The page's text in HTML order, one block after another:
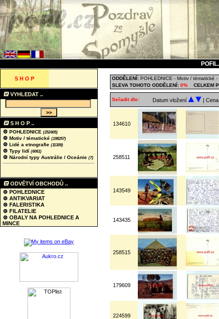
S H O P
VYHLEDAT ..
S H O P ..
POHLEDNICE (252405)
Motiv / tématické (198257)
Lidé a etnografie (11309)
Typy lidí (6061)
Národní typy Austrálie / Oceánie (7)
ODVĚTVÍ OBCHODŮ ..
POHLEDNICE
ANTIKVARIAT
FALERISTIKA
FILATELIE
OBALY NA POHLEDNICE A
MINCE
ODDĚLENÍ: POHLEDNICE - Motiv / tématické -
SLEVA TOHOTO ODDĚLENÍ: 0% CELKEM
Seřadit dle: Datum vložení |
134610
258511
143549
143435
258515
179609
224599